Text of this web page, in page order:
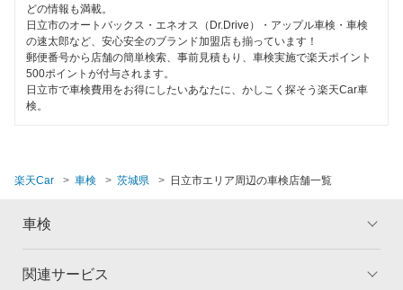
つくばみらい市
土浦市
取手市
東茨城郡
どの情報も満載。
日立市のオートバックス・エネオス（Dr.Drive）・アップル車検・車検
の速太郎など、安心安全のブランド加盟店も揃っています！
郵便番号から店舗の簡単検索、事前見積もり、車検実施で楽天ポイント
500ポイントが付与されます。
日立市で車検費用をお得にしたいあなたに、かしこく探そう楽天Car車
検。
楽天Car 車検 茨城県 日立市エリア周辺の車検店舗一覧
車検
トップ
関連サービス